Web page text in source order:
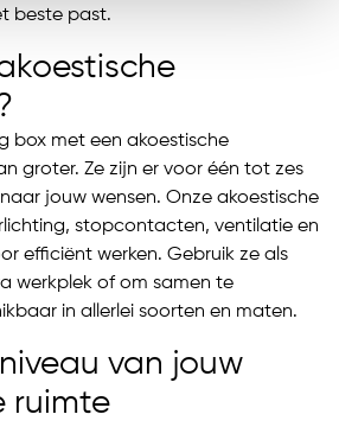
beste past.
box met een akoestische
groter. Ze zijn er voor één tot zes
jouw wensen. Onze akoestische
stopcontacten, ventilatie en
efficiënt werken. Gebruik ze als
werkplek of om samen te
in allerlei soorten en maten.
van jouw
ruimte